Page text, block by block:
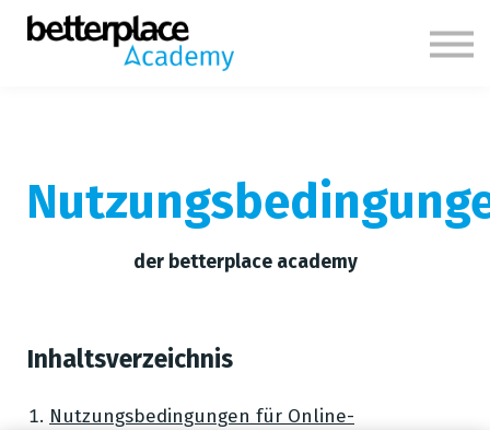
Über uns
der betterplace academy
Inhaltsverzeichnis
Nutzungsbedingungen für Online-